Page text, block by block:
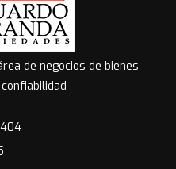
de negocios de bienes